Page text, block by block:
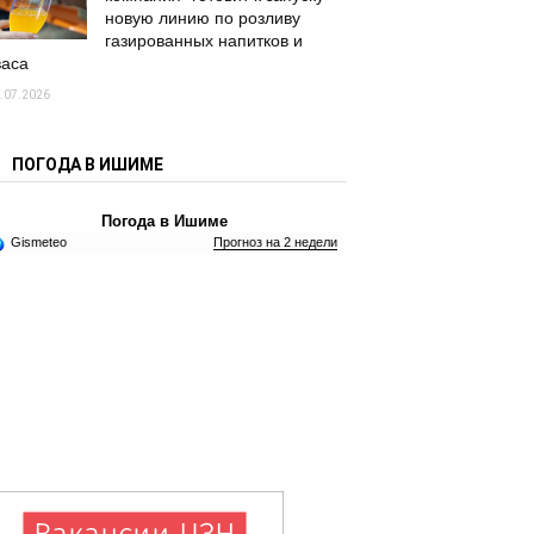
новую линию по розливу
газированных напитков и
ПОГОДА В ИШИМЕ
Погода в Ишиме
Gismeteo Прогноз на 2 недели